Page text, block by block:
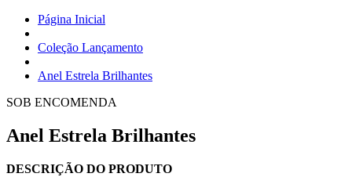
Página Inicial
Coleção Lançamento
Anel Estrela Brilhantes
SOB ENCOMENDA
Anel Estrela Brilhantes
DESCRIÇÃO DO PRODUTO